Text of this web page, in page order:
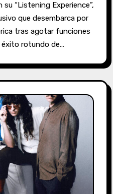
que desembarca por
tras agotar funciones
éxito rotundo de…